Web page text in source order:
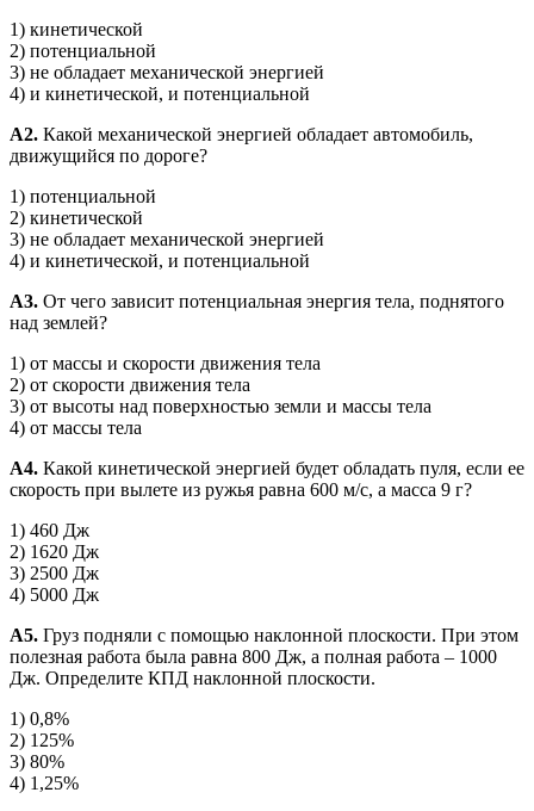
1) кинетической
2) потенциальной
3) не обладает механической энергией
4) и кинетической, и потенциальной
А2. Какой механической энергией обладает автомобиль,
движущийся по дороге?
1) потенциальной
2) кинетической
3) не обладает механической энергией
4) и кинетической, и потенциальной
А3. От чего зависит потенциальная энергия тела, поднятого
над землей?
1) от массы и скорости движения тела
2) от скорости движения тела
3) от высоты над поверхностью земли и массы тела
4) от массы тела
А4. Какой кинетической энергией будет обладать пуля, если ее
скорость при вылете из ружья равна 600 м/с, а масса 9 г?
1) 460 Дж
2) 1620 Дж
3) 2500 Дж
4) 5000 Дж
А5. Груз подняли с помощью наклонной плоскости. При этом
полезная работа была равна 800 Дж, а полная работа – 1000
Дж. Определите КПД наклонной плоскости.
1) 0,8%
2) 125%
3) 80%
4) 1,25%